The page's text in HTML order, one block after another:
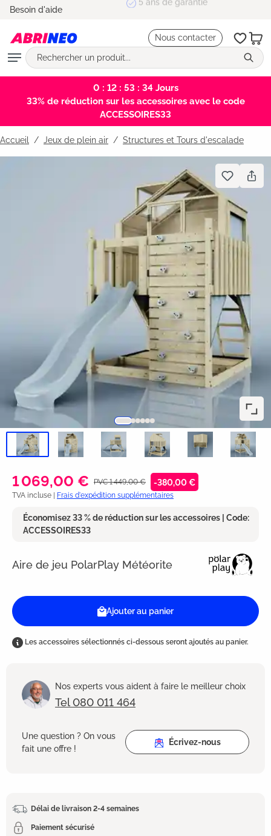
principal
Besoin d'aide 5 ans de garantie
Nous contacter
0 : 12 : 53 : 34Jours
33% de réduction sur les accessoires avec le code
ACCESSOIRES33
Accueil Jeux de plein air / Structures et Tours d'escalade
1 069,00 € PVC 1 449,00 € -380,00 €
TVA incluse | Frais d'expédition supplémentaires
Économisez 33 % de réduction sur les accessoires | Code:
ACCESSOIRES33
Aire de jeu PolarPlay Météorite
Ajouter au panier
Les accessoires sélectionnés ci-dessous seront ajoutés au panier.
Nos experts vous aident à faire le meilleur choix
Tel 080 011 464
Une question ? On vous
fait une offre !
Écrivez-nous
Délai de livraison 2-4 semaines
Paiement sécurisé